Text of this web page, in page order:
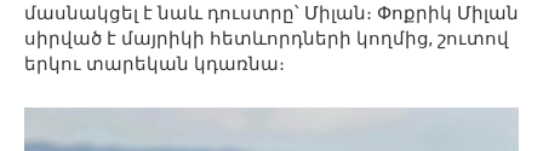
մասնակցել է նաև դուստրը՝ Միլան։ Փոքրիկ Միլան
սիրված է մայրիկի հետևորդների կողմից, շուտով
երկու տարեկան կդառնա։